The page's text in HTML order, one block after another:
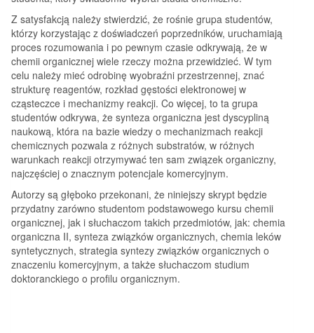
Z satysfakcją należy stwierdzić, że rośnie grupa studentów,
którzy korzystając z doświadczeń poprzedników, uruchamiają
proces rozumowania i po pewnym czasie odkrywają, że w
chemii organicznej wiele rzeczy można przewidzieć. W tym
celu należy mieć odrobinę wyobraźni przestrzennej, znać
strukturę reagentów, rozkład gęstości elektronowej w
cząsteczce i mechanizmy reakcji. Co więcej, to ta grupa
studentów odkrywa, że synteza organiczna jest dyscypliną
naukową, która na bazie wiedzy o mechanizmach reakcji
chemicznych pozwala z różnych substratów, w różnych
warunkach reakcji otrzymywać ten sam związek organiczny,
najczęściej o znacznym potencjale komercyjnym.
Autorzy są głęboko przekonani, że niniejszy skrypt będzie
przydatny zarówno studentom podstawowego kursu chemii
organicznej, jak i słuchaczom takich przedmiotów, jak: chemia
organiczna II, synteza związków organicznych, chemia leków
syntetycznych, strategia syntezy związków organicznych o
znaczeniu komercyjnym, a także słuchaczom studium
doktoranckiego o profilu organicznym.